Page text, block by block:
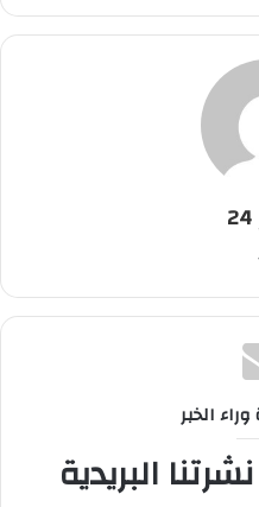
ق
ع
ا
ب
الخبر
البريدية